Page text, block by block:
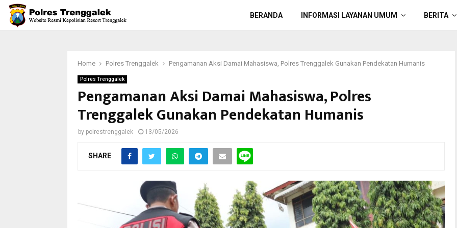
BERANDA INFORMASI LAYANAN UMUM BERITA
Home Polres Trenggalek Pengamanan Aksi Damai Mahasiswa, Polres Trenggalek Gunakan Pendekatan Humanis
Polres Trenggalek
Pengamanan Aksi Damai Mahasiswa, Polres
Trenggalek Gunakan Pendekatan Humanis
by polrestrenggalek 13/05/2026
SHARE